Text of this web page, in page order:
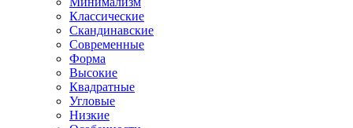
Классические
Скандинавские
Современные
Форма
Высокие
Квадратные
Угловые
Низкие